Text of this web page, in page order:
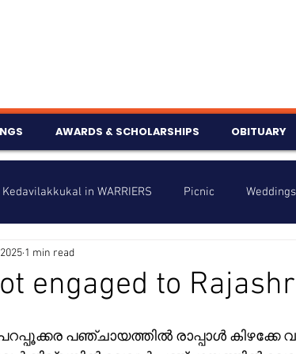
AWARDS & SCHOLARSHIPS OBITUARY
Kedavilakkukal in WARRIERS Picnic Weddings
Info
engaged to
1 min read
പഞ്ചായത്തിൽ രാപ്പാൾ കിഴക്കേ